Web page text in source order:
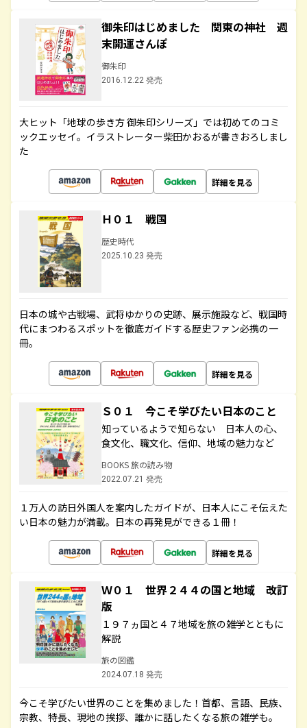
御朱印はじめました 関東の神社 週
末開運さんぽ
御朱印
2016.12.22 発売
大ヒット「地球の歩き方 御朱印シリーズ」では初めてのコミ
ックエッセイ。イラストレーター柴田かおるが書きおろしまし
た
詳細を見る
Ｈ０１ 戦国
歴史時代
2025.10.23 発売
日本の城や古戦場、武将ゆかりの史跡、展示施設など、戦国時
代にまつわるスポットを徹底ガイドする歴史ファン必携の一
冊。
詳細を見る
Ｓ０１ 今こそ学びたい日本のこと
知っているようで知らない 日本人の心、
食文化、職文化、信仰、地域の魅力など
BOOKS 旅の読み物
2022.07.21 発売
１万人の訪日外国人を案内したガイドが、日本人にこそ伝えた
い日本の魅力が満載。日本の再発見ができる１冊！
詳細を見る
Ｗ０１ 世界２４４の国と地域 改訂
版
１９７ヵ国と４７地域を旅の雑学とともに
解説
旅の図鑑
2024.07.18 発売
今こそ学びたい世界のことを集めました！首都、言語、民族、
宗教、特長、現地の挨拶、誰かに話したくなる旅の雑学も。